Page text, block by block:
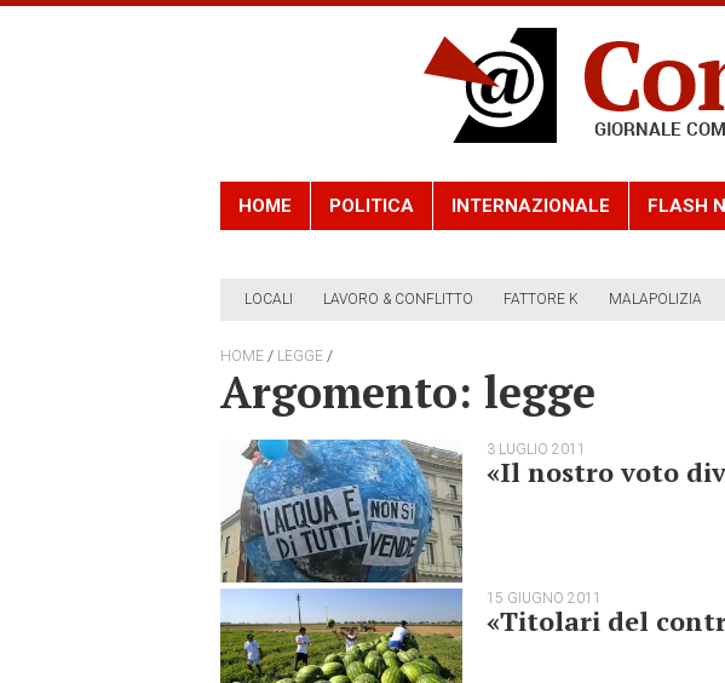
HOME POLITICA INTERNAZIONALE FLASH
LOCALI LAVORO & CONFLITTO FATTORE K MALAPOLIZIA
HOME / LEGGE /
Argomento: legge
3 LUGLIO 2011
«Il nostro voto
15 GIUGNO 2011
«Titolari del